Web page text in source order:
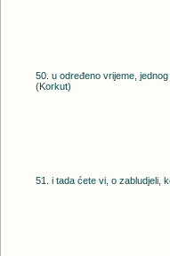
50. u određeno vrijeme,
(Korkut)
51. i tada ćete vi, o zabludjeli,